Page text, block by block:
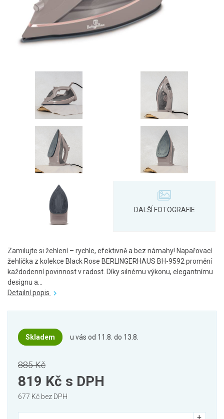
Zamilujte si žehlení – rychle, efektivně a bez námahy! Napařovací
žehlička z kolekce Black Rose BERLINGERHAUS BH-9592 promění
každodenní povinnost v radost. Díky silnému výkonu, elegantnímu
designu a...
Detailní popis
Skladem u vás od 11.8. do 13.8.
885 Kč
819 Kč s DPH
677 Kč bez DPH